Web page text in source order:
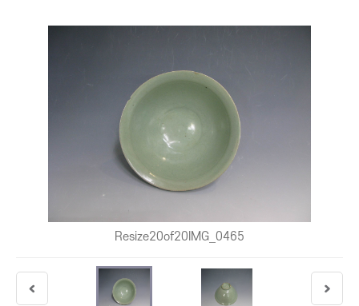
Resize20of20IMG_0465